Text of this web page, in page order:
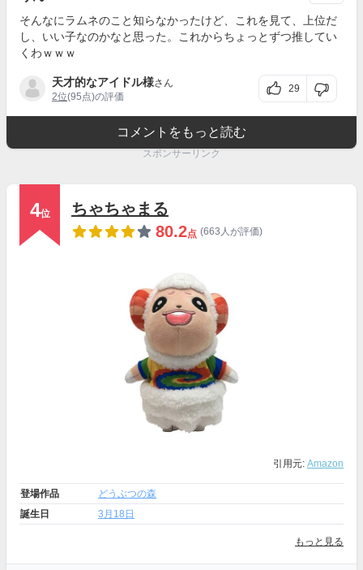
そんなにラムネのこと知らなかったけど、これを見て、上位だ
し、いい子なのかなと思った。これからちょっとずつ推してい
くわｗｗｗ
天才的なアイドル様さん
2位(95点)の評価
29
コメントをもっと読む
スポンサーリンク
4位
ちゃちゃまる
80.2点 (663人が評価)
引用元: Amazon
登場作品
どうぶつの森
誕生日
3月18日
もっと見る